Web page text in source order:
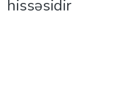
hissəsidir